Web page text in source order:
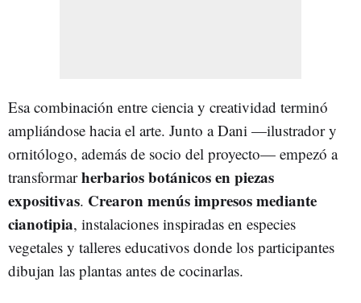
Esa combinación entre ciencia y creatividad terminó
ampliándose hacia el arte. Junto a Dani —ilustrador y
ornitólogo, además de socio del proyecto— empezó a
transformarherbarios botánicos en piezas
expositivas. Crearon menús impresos mediante
cianotipia, instalaciones inspiradas en especies
vegetales y talleres educativos donde los participantes
dibujan las plantas antes de cocinarlas.